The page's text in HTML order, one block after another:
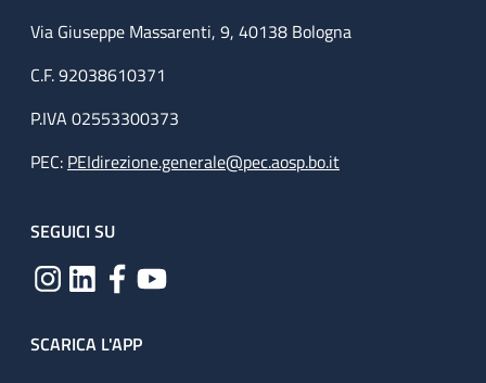
Via Giuseppe Massarenti, 9, 40138 Bologna
C.F. 92038610371
P.IVA 02553300373
PEC: PEIdirezione.generale@pec.aosp.bo.it
SEGUICI SU
SCARICA L'APP